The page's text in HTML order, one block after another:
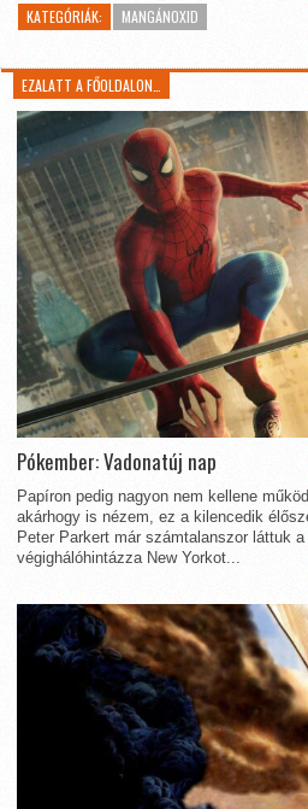
KATEGÓRIÁK: MANGÁNOXID
EZALATT A FŐOLDALON…
Pókember: Vadonatúj nap
Papíron pedig nagyon nem kellene
akárhogy is nézem, ez a kilencedik
Peter Parkert már számtalanszor láttuk
végighálóhintázza New Yorkot...